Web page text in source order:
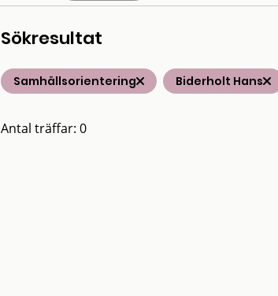
Sökresultat
Samhällsorientering Biderholt Hans
Antal träffar: 0